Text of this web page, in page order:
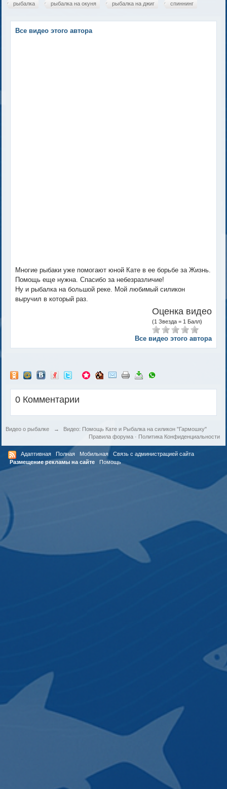
рыбалка
рыбалка на окуня рыбалка на джиг спиннинг
Все видео этого автора
Многие рыбаки уже помогают юной Кате в ее борьбе за Жизнь.
Помощь еще нужна. Спасибо за небезразличие!
Ну и рыбалка на большой реке. Мой любимый силикон
выручил в который раз.
Оценка видео
(1 Звезда = 1 Балл)
Все видео этого автора
0 Комментарии
Видео о рыбалке →
Видео: Помощь Кате и Рыбалка на силикон "Гармошку"
Политика Конфиденциальности
Правила форума·
Адаптивная Полная Мобильная
Связь с администрацией сайта
Размещение рекламы на сайте
Помощь